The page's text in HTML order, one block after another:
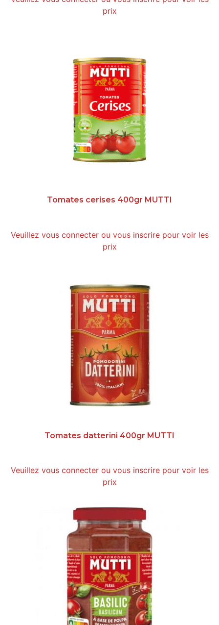
prix
Tomates cerises 400gr MUTTI
Veuillez vous connecter ou vous inscrire pour voir les
prix
Tomates datterini 400gr MUTTI
Veuillez vous connecter ou vous inscrire pour voir les
prix